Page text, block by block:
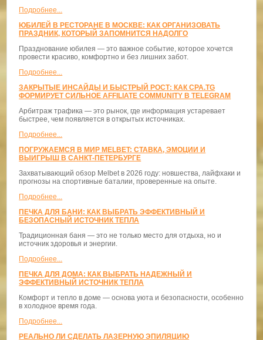
Подробнее...
ЮБИЛЕЙ В РЕСТОРАНЕ В МОСКВЕ: КАК ОРГАНИЗОВАТЬ
ПРАЗДНИК, КОТОРЫЙ ЗАПОМНИТСЯ НАДОЛГО
Празднование юбилея — это важное событие, которое хочется
провести красиво, комфортно и без лишних забот.
Подробнее...
ЗАКРЫТЫЕ ИНСАЙДЫ И БЫСТРЫЙ РОСТ: КАК CPA.TG
ФОРМИРУЕТ СИЛЬНОЕ AFFILIATE COMMUNITY В TELEGRAM
Арбитраж трафика — это рынок, где информация устаревает
быстрее, чем появляется в открытых источниках.
Подробнее...
ПОГРУЖАЕМСЯ В МИР MELBET: СТАВКА, ЭМОЦИИ И
ВЫИГРЫШ В САНКТ-ПЕТЕРБУРГЕ
Захватывающий обзор Melbet в 2026 году: новшества, лайфхаки и
прогнозы на спортивные баталии, проверенные на опыте.
Подробнее...
ПЕЧКА ДЛЯ БАНИ: КАК ВЫБРАТЬ ЭФФЕКТИВНЫЙ И
БЕЗОПАСНЫЙ ИСТОЧНИК ТЕПЛА
Традиционная баня — это не только место для отдыха, но и
источник здоровья и энергии.
Подробнее...
ПЕЧКА ДЛЯ ДОМА: КАК ВЫБРАТЬ НАДЕЖНЫЙ И
ЭФФЕКТИВНЫЙ ИСТОЧНИК ТЕПЛА
Комфорт и тепло в доме — основа уюта и безопасности, особенно
в холодное время года.
Подробнее...
РЕАЛЬНО ЛИ СДЕЛАТЬ ЛАЗЕРНУЮ ЭПИЛЯЦИЮ